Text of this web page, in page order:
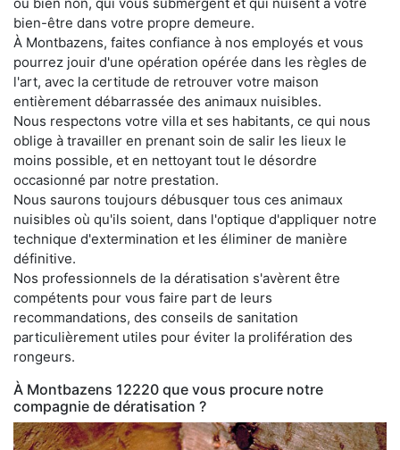
bien-être dans votre propre demeure.
À Montbazens, faites confiance à nos employés et vous
pourrez jouir d'une opération opérée dans les règles de
l'art, avec la certitude de retrouver votre maison
entièrement débarrassée des animaux nuisibles.
Nous respectons votre villa et ses habitants, ce qui nous
oblige à travailler en prenant soin de salir les lieux le
moins possible, et en nettoyant tout le désordre
occasionné par notre prestation.
Nous saurons toujours débusquer tous ces animaux
nuisibles où qu'ils soient, dans l'optique d'appliquer notre
technique d'extermination et les éliminer de manière
définitive.
Nos professionnels de la dératisation s'avèrent être
compétents pour vous faire part de leurs
recommandations, des conseils de sanitation
particulièrement utiles pour éviter la prolifération des
rongeurs.
À Montbazens 12220 que vous procure notre
compagnie de dératisation ?